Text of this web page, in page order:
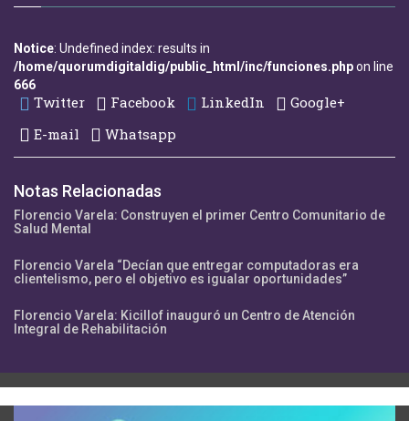
Notice: Undefined index: results in
/home/quorumdigitaldig/public_html/inc/funciones.phpon line
666
Twitter Facebook LinkedIn
Google+
E-mail
Whatsapp
Notas Relacionadas
Florencio Varela: Construyen el primer Centro Comunitario de
Salud Mental
Florencio Varela “Decían que entregar computadoras era
clientelismo, pero el objetivo es igualar oportunidades”
Florencio Varela: Kicillof inauguró un Centro de Atención
Integral de Rehabilitación